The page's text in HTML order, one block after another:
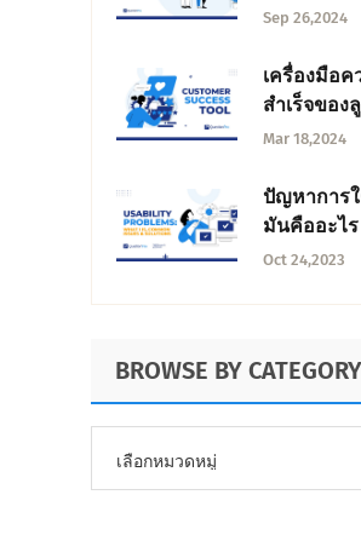
เครื่องมือสํ
Sep 26,2024
เครื่องมือค
สําเร็จของ
คืออะไรคุณ
Mar 18,2024
ปัญหาการ
มันคืออะไ
ทั่วไป และวิ
Oct 24,2023
BROWSE BY CATEGORY
CATEGORY